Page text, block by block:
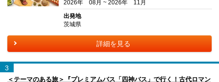
2026年 08月 ~ 2026年 11月
出発地
茨城県
詳細を見る
3
＜テーマのある旅＞『プレミアムバス「四神バス」で行く！古代ロマン